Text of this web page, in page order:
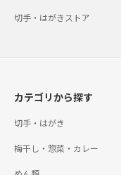
切手・はがきストア
カテゴリから探す
切手・はがき
梅干し・惣菜・カレー